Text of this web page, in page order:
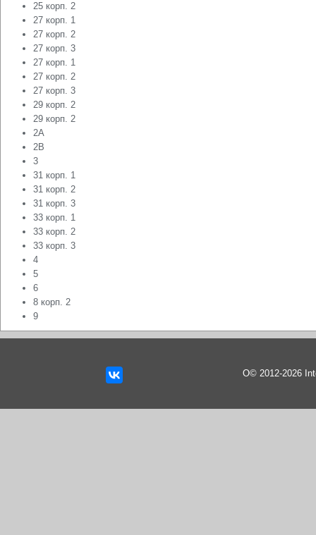
25 корп. 2
27 корп. 1
27 корп. 2
27 корп. 3
27 корп. 1
27 корп. 2
27 корп. 3
29 корп. 2
29 корп. 2
2А
2В
3
31 корп. 1
31 корп. 2
31 корп. 3
33 корп. 1
33 корп. 2
33 корп. 3
4
5
6
8 корп. 2
9
О© 2012-2026